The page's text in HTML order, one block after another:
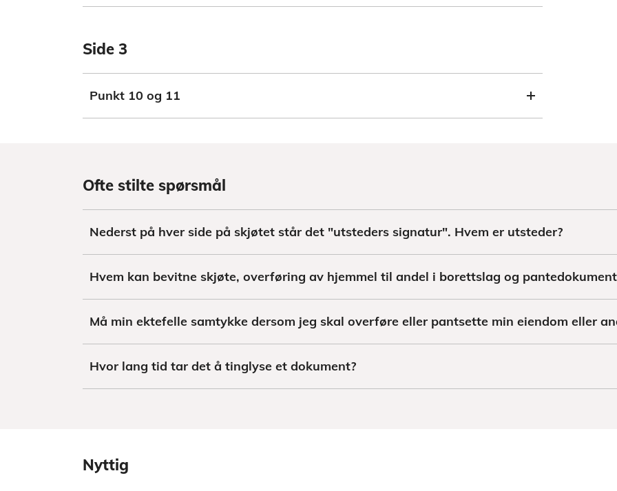
Side 3
Punkt 10 og 11
Ofte stilte spørsmål
Nederst på hver side på skjøtet står det "utsteders signatur". Hvem er utsteder?
Hvem kan bevitne skjøte, overføring av hjemmel til andel i borettslag og
Må min ektefelle samtykke dersom jeg skal overføre eller pantsette min eiendom eller
Hvor lang tid tar det å tinglyse et dokument?
Nyttig